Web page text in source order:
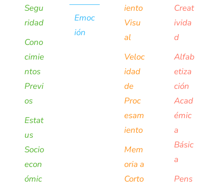
Segu
ridad
Cono
cimie
ntos
Previ
os
Estat
us
Socio
econ
ómic
Emoc
ión
iento
Visu
al
Veloc
idad
de
Proc
esam
iento
Mem
oria a
Corto
Creat
ivida
d
Alfab
etiza
ción
Acad
émic
a
Básic
a
Pens